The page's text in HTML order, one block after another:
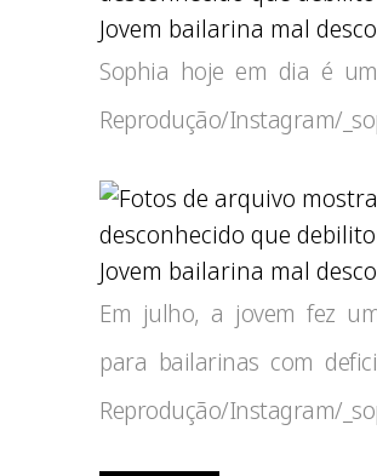
Jovem bailarina mal
Sophia hoje em dia é
Reprodução/Instagram/
Jovem bailarina mal
Em julho, a jovem fez
para bailarinas com
Reprodução/Instagram/